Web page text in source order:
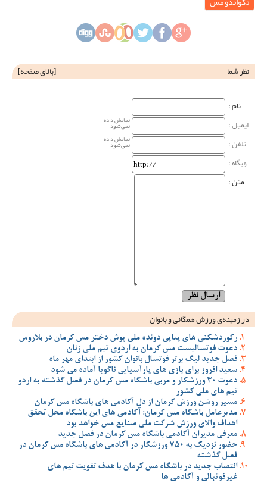
نظر شما [بالای صفحه]
نام‌ :
ایمیل :
نمایش داده
نمی‌شود
تلفن : نمایش داده
نمی‌شود
وبگاه‌ :
متن :
در زمینه‌ی ورزش همگانی و بانوان
رکوردشکنی های پیاپی دونده ملی پوش دختر مس کرمان در بلاروس
دعوت فوتسالیست مس کرمان به اردوی تیم ملی زنان
فصل جدید لیگ برتر فوتسال بانوان کشور از ابتدای مهر ماه
سعید افروز برای بازی های پارآسیایی ناگویا آماده می شود
دعوت 30 ورزشکار و مربی باشگاه مس کرمان در فصل گذشته به اردو
تیم های ملی کشور
مسیر روشن ورزش کرمان از دل آکادمی های باشگاه مس کرمان
مدیرعامل باشگاه مس کرمان: آکادمی های این باشگاه محل تحقق
اهداف والای ورزش شرکت ملی صنایع مس خواهد بود
معرفی مدیران آکادمی باشگاه مس کرمان در فصل جدید
حضور نزدیک به 750 ورزشکار در آکادمی های باشگاه مس کرمان در
فصل گذشته
انتصاب جدید در باشگاه مس کرمان با هدف تقویت تیم‌ های
غیرفوتبالی و آکادمی‌ ها